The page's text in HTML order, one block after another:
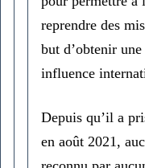
reprendre des
but d’obtenir
influence
Depuis qu’il a
en août 2021,